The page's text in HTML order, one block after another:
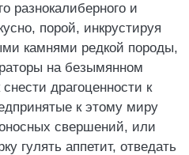
разнокалиберного и
порой, инкрустируя
камнями редкой породы,
на безымянном
драгоценности к
к этому миру
свершений, или
гулять аппетит, отведать